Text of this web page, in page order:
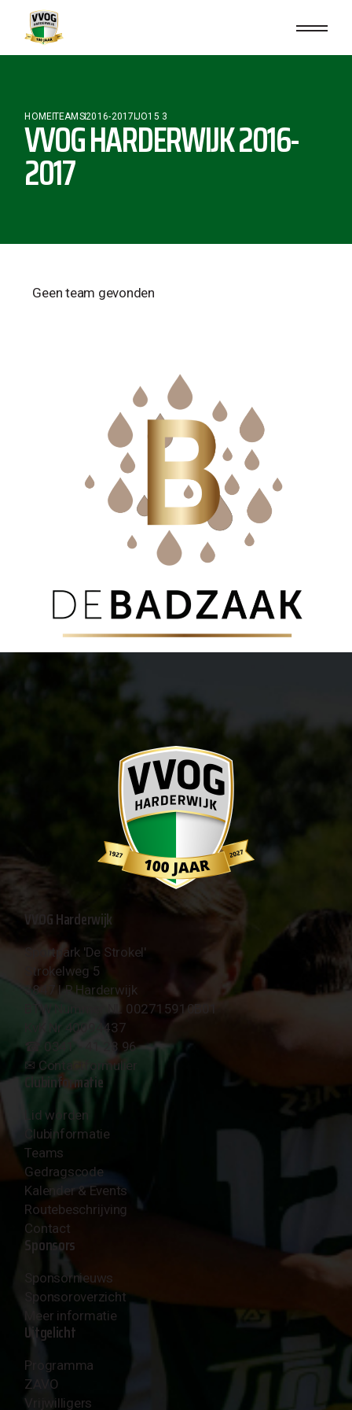
HOMETEAMS2016-2017 JO15 3
VVOG HARDERWIJK 2016-
2017
Geen team gevonden
VVOG Harderwijk
Sportpark 'De Strokel'
Strokelweg 5
3847 LR Harderwijk
BTW Nummer NL 002715910B01
KvK Nr 40094437
☎︎ 0341 - 41 28 96
✉︎ Contactformulier
Clubinformatie
Lid worden
Clubinformatie
Teams
Gedragscode
Kalender & Events
Routebeschrijving
Contact
Sponsors
Sponsornieuws
Sponsoroverzicht
Meer informatie
Uitgelicht
Programma
ZAVO
Vrijwilligers